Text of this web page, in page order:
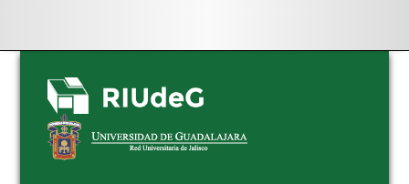
Skip
navigation